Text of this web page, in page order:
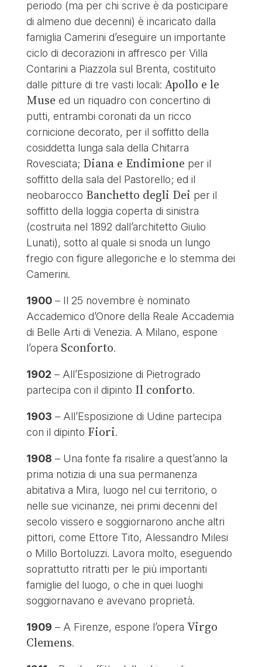
periodo (ma per chi scrive è da posticipare
di almeno due decenni) è incaricato dalla
famiglia Camerini d’eseguire un importante
ciclo di decorazioni in affresco per Villa
Contarini a Piazzola sul Brenta, costituito
dalle pitture di tre vasti locali: Apollo e le
Muse ed un riquadro con concertino di
putti, entrambi coronati da un ricco
cornicione decorato, per il soffitto della
cosiddetta lunga sala della Chitarra
Rovesciata; Diana e Endimione per il
soffitto della sala del Pastorello; ed il
neobarocco Banchetto degli Dei per il
soffitto della loggia coperta di sinistra
(costruita nel 1892 dall’architetto Giulio
Lunati), sotto al quale si snoda un lungo
fregio con figure allegoriche e lo stemma dei
Camerini.
1900– Il 25 novembre è nominato
Accademico d’Onore della Reale Accademia
di Belle Arti di Venezia. A Milano, espone
l’opera Sconforto.
1902 – All’Esposizione di Pietrogrado
partecipa con il dipinto Il conforto.
1903 – All’Esposizione di Udine partecipa
con il dipinto Fiori.
1908 – Una fonte fa risalire a quest’anno la
prima notizia di una sua permanenza
abitativa a Mira, luogo nel cui territorio, o
nelle sue vicinanze, nei primi decenni del
secolo vissero e soggiornarono anche altri
pittori, come Ettore Tito, Alessandro Milesi
o Millo Bortoluzzi. Lavora molto, eseguendo
soprattutto ritratti per le più importanti
famiglie del luogo, o che in quei luoghi
soggiornavano e avevano proprietà.
1909 – A Firenze, espone l’opera Virgo
Clemens.